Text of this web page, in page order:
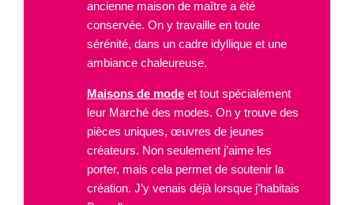
ancienne maison de maître a été
conservée. On y travaille en toute
sérénité, dans un cadre idyllique et une
ambiance chaleureuse.
Maisons de mode et tout spécialement
leur Marché des modes. On y trouve des
pièces uniques, œuvres de jeunes
créateurs. Non seulement j’aime les
porter, mais cela permet de soutenir la
création. J’y venais déjà lorsque j’habitais